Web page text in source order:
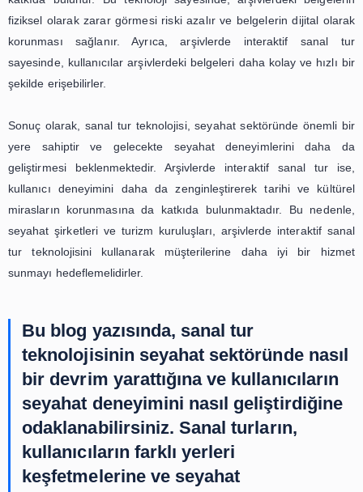
eserleri sanal olarak incelemelerine olanak sağlar.
arşivlerdeki belgeleri 360 derece görüntülerle
hakkında bilgi alabilir ve hatta belgelerle ilgili
anlayabilir ve tarihi ve kültürel mirasları daha iyi
keşfedebilirler.
Arşivlerde interaktif sanal tur, sadece kullanıcı
geliştirmekle kalmaz, aynı zamanda arşivlerin
katkıda bulunur. Bu teknoloji sayesinde, arşivlerdeki
sayesinde, kullanıcılar arşivlerdeki belgeleri daha kolay
şekilde erişebilirler.
Sonuç olarak, sanal tur teknolojisi, seyahat sektöründe
yere sahiptir ve gelecekte seyahat deneyimlerini
geliştirmesi beklenmektedir. Arşivlerde interaktif
kullanıcı deneyimini daha da zenginleştirerek tarihi